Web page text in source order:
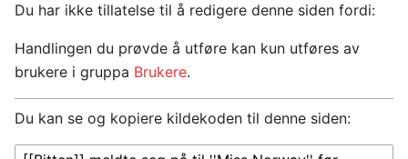
Du har ikke tillatelse til å redigere denne siden fordi:
Handlingen du prøvde å utføre kan kun utføres av
brukere i gruppa Brukere.
Du kan se og kopiere kildekoden til denne siden: